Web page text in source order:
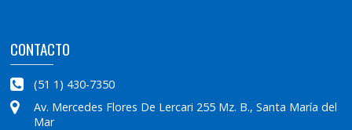
CONTACTO
(51 1) 430-7350
Av. Mercedes Flores De Lercari 255 Mz. B., Santa María del
Mar